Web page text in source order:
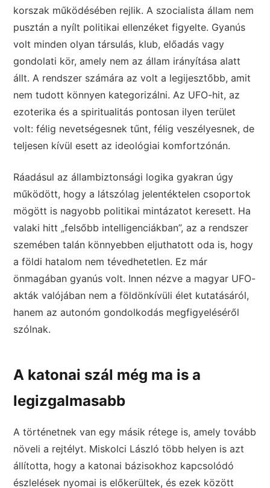
korszak működésében rejlik. A szocialista állam nem
pusztán a nyílt politikai ellenzéket figyelte. Gyanús
volt minden olyan társulás, klub, előadás vagy
gondolati kör, amely nem az állam irányítása alatt
állt. A rendszer számára az volt a legijesztőbb, amit
nem tudott könnyen kategorizálni. Az UFO-hit, az
ezoterika és a spiritualitás pontosan ilyen terület
volt: félig nevetségesnek tűnt, félig veszélyesnek, de
teljesen kívül esett az ideológiai komfortzónán.
Ráadásul az állambiztonsági logika gyakran úgy
működött, hogy a látszólag jelentéktelen csoportok
mögött is nagyobb politikai mintázatot keresett. Ha
valaki hitt „felsőbb intelligenciákban”, az a rendszer
szemében talán könnyebben eljuthatott oda is, hogy
a földi hatalom nem tévedhetetlen. Ez már
önmagában gyanús volt. Innen nézve a magyar UFO-
akták valójában nem a földönkívüli élet kutatásáról,
hanem az autonóm gondolkodás megfigyeléséről
szólnak.
A katonai szál még ma is a
legizgalmasabb
A történetnek van egy másik rétege is, amely tovább
növeli a rejtélyt. Miskolci László több helyen is azt
állította, hogy a katonai bázisokhoz kapcsolódó
észlelések nyomai is előkerültek, és ezek között